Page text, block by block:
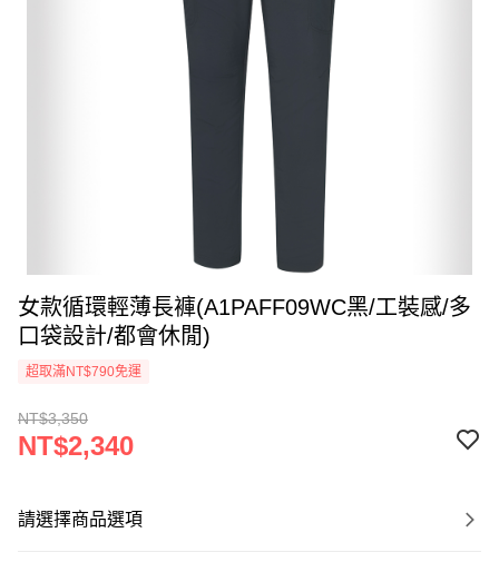
女款循環輕薄長褲(A1PAFF09WC黑/工裝感/多
口袋設計/都會休閒)
超取滿NT$790免運
NT$3,350
NT$2,340
請選擇商品選項